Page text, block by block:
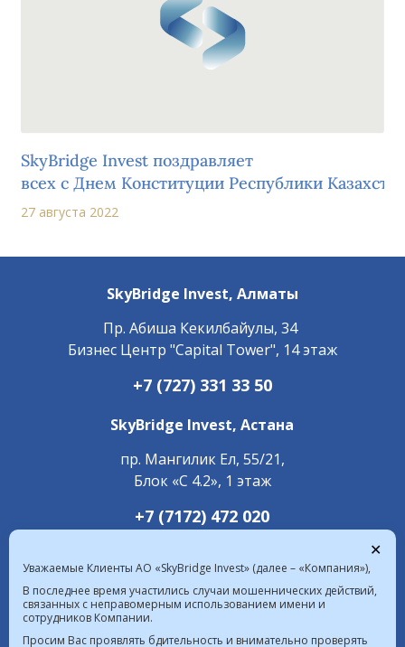
SkyBridge Invest поздравляет
всех с Днем Конституции Республики
27 августа 2022
SkyBridge Invest, Алматы
Пр. ​Абиша Кекилбайулы, 34
Бизнес Центр "Capital Tower", 14 этаж
+7 (727) 331 33 50
SkyBridge Invest,Астана
пр. Мангилик Ел, 55/21,
Блок «С 4.2», 1 этаж
+7 (7172) 472 020
Курс валют в РК на 08.08.2026  |  $ 469.93 KZT
✕
Уважаемые Клиенты АО «SkyBridge Invest» (далее – «Компания»),
В последнее время участились случаи мошеннических действий,
связанных с неправомерным использованием имени и
сотрудников Компании.
Просим Вас проявлять бдительность и внимательно проверять